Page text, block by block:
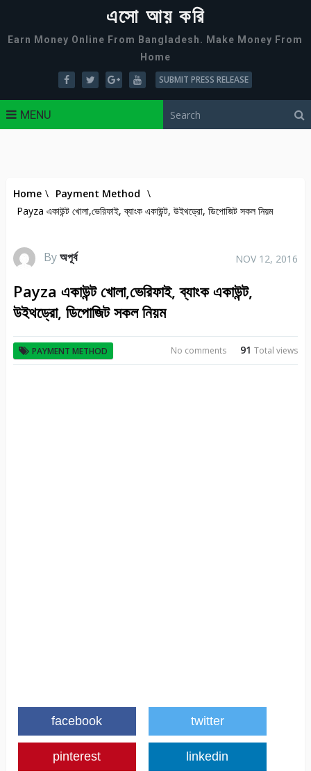
এসো আয় করি
Earn Money Online From Bangladesh. Make Money From
Home
SUBMIT PRESS RELEASE
MENU
Home \ Payment Method \
Payza একাউন্ট খোলা,ভেরিফাই, ব্যাংক একাউন্ট, উইথড্রো, ডিপোজিট সকল নিয়ম
Byঅপূর্ব NOV 12, 2016
Payza একাউন্ট খোলা,ভেরিফাই, ব্যাংক একাউন্ট,
উইথড্রো, ডিপোজিট সকল নিয়ম
PAYMENT METHOD 91Total views
No comments
facebook twitter
pinterest linkedin